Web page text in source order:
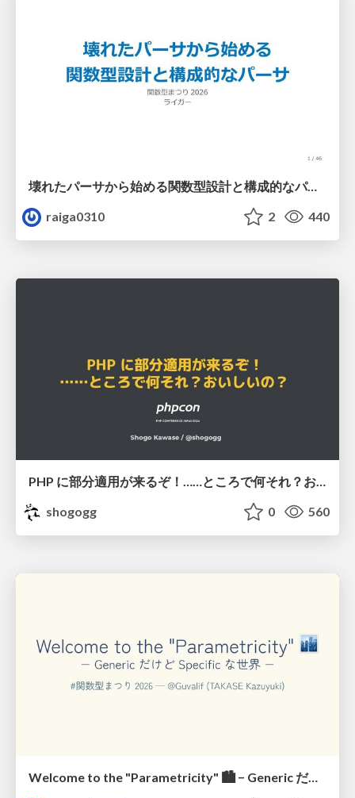
壊れたパーサから始める関数型設計と構成的なパーサ #fp_matsuri
raiga0310
2 440
PHP に部分適用が来るぞ！……ところで何それ？おいしいの？ #phpcon / phpcon-2026
shogogg
0 560
Welcome to the "Parametricity" 🏙️ − Generic だけど Specific な世界 −